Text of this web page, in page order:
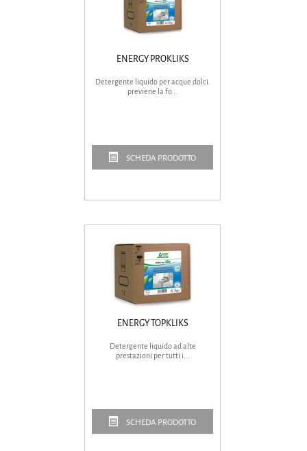
ENERGY PROKLIKS
Detergente liquido per acque dolci.
previene la fo...
SCHEDA PRODOTTO
ENERGY TOPKLIKS
Detergente liquido ad alte
prestazioni per tutti i...
SCHEDA PRODOTTO